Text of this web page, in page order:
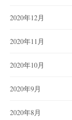
2020年12月
2020年11月
2020年10月
2020年9月
2020年8月